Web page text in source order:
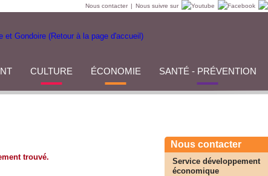
Nous contacter | Nous suivre sur
CULTURE ÉCONOMIE SANTÉ - PRÉVENTION
trouvé.
Nous contacter
Service développement
économique